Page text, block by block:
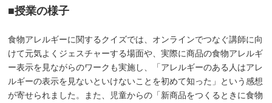
■授業の様子
食物アレルギーに関するクイズでは、オンラインでつなぐ講師に向
けて元気よくジェスチャーする場面や、実際に商品の食物アレルギ
ー表示を見ながらのワークも実施し、「アレルギーのある人はアレ
ルギーの表示を見ないといけないことを初めて知った」という感想
が寄せられました。また、児童からの「新商品をつくるときに食物